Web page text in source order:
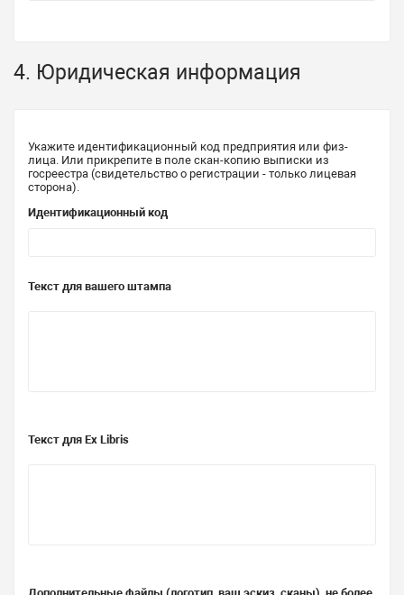
4. Юридическая информация
Укажите идентификационный код предприятия или физ-
лица. Или прикрепите в поле скан-копию выписки из
госреестра (свидетельство о регистрации - только лицевая
сторона).
Идентификационный код
Текст для вашего штампа
Текст для Ex Libris